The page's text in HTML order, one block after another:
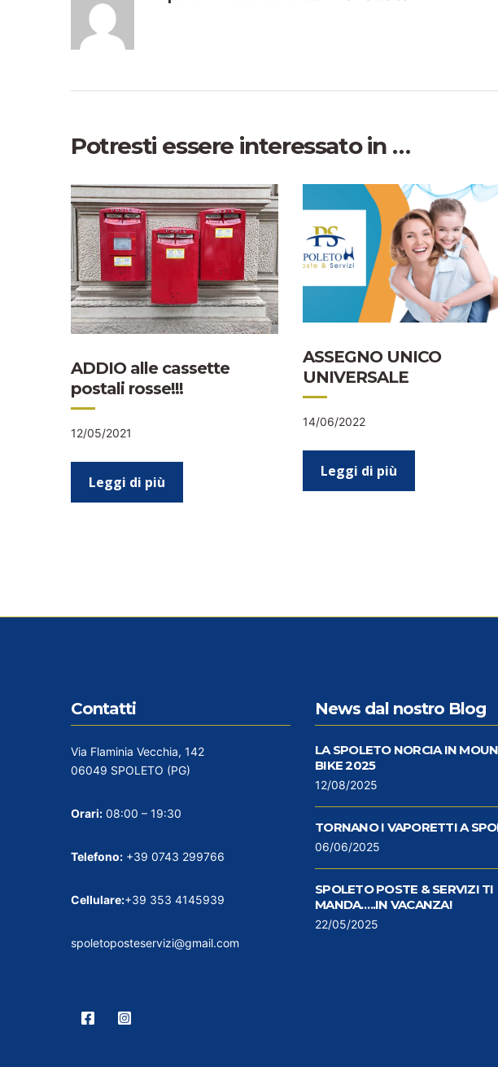
Potresti essere interessato in …
ADDIO alle cassette
postali rosse!!!
12/05/2021
Leggi di più
ASSEGNO UNICO
UNIVERSALE
14/06/2022
Leggi di più
Contatti
Via Flaminia Vecchia, 142
06049 SPOLETO (PG)
Orari: 08:00 – 19:30
Telefono: +39 0743 299766
Cellulare:+39 353 4145939
spoletoposteservizi@gmail.com
News dal nostro Blog
LA SPOLETO NORCIA IN
BIKE 2025
12/08/2025
TORNANO I VAPORETTI A
06/06/2025
SPOLETO POSTE & SERVIZI TI
MANDA…..IN VACANZA!
22/05/2025